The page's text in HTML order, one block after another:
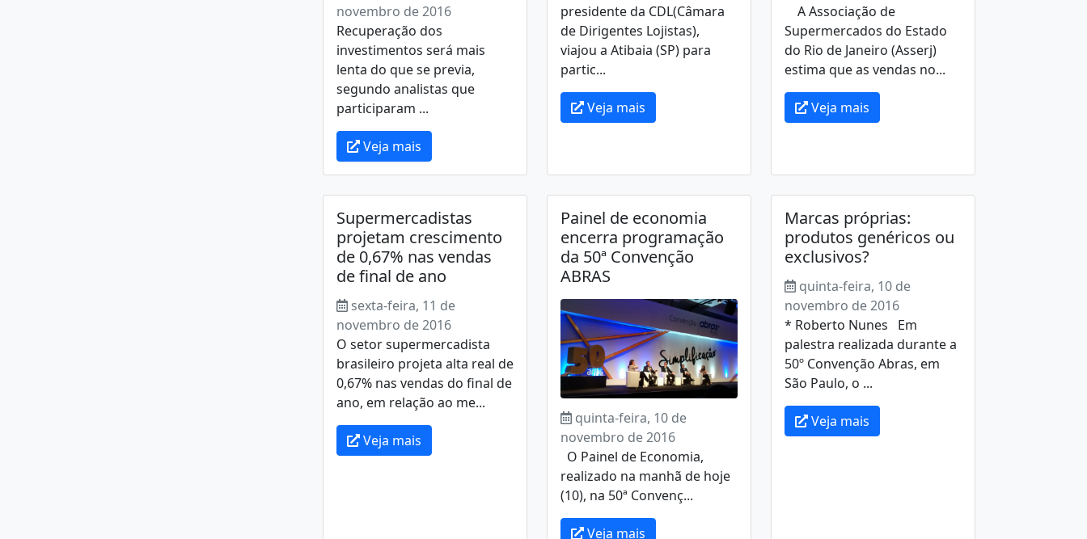
novembro de 2016
Recuperação dos
investimentos será mais
lenta do que se previa,
segundo analistas que
participaram ...
Veja mais
presidente da CDL(Câmara
de Dirigentes Lojistas),
viajou a Atibaia (SP) para
partic...
Veja mais
A Associação de
Supermercados do Estado
do Rio de Janeiro (Asserj)
estima que as vendas no...
Veja mais
Supermercadistas
projetam crescimento
de 0,67% nas vendas
de final de ano
sexta-feira, 11 de
novembro de 2016
O setor supermercadista
brasileiro projeta alta real de
0,67% nas vendas do final de
ano, em relação ao me...
Veja mais
Painel de economia
encerra programação
da 50ª Convenção
ABRAS
quinta-feira, 10 de
novembro de 2016
O Painel de Economia,
realizado na manhã de hoje
(10), na 50ª Convenç...
Veja mais
Marcas próprias:
produtos genéricos ou
exclusivos?
quinta-feira, 10 de
novembro de 2016
* Roberto Nunes Em
palestra realizada durante a
50º Convenção Abras, em
São Paulo, o ...
Veja mais